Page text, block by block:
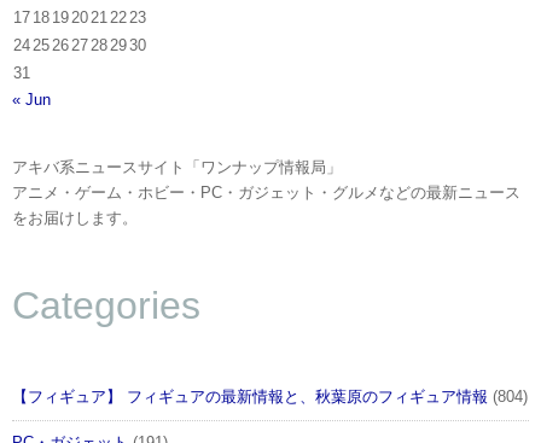
17 18 19 20 21 22 23
24 25 26 27 28 2930
31
« Jun
アキバ系ニュースサイト「ワンナップ情報局」
アニメ・ゲーム・ホビー・PC・ガジェット・グルメなどの最新ニュース
をお届けします。
Categories
【フィギュア】 フィギュアの最新情報と、秋葉原のフィギュア情報 (804)